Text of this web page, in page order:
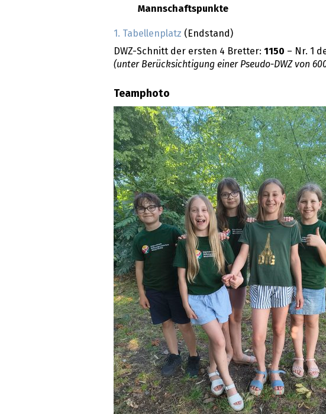
Mannschaftspunkte
1. Tabellenplatz (Endstand)
DWZ-Schnitt der ersten 4 Bretter: 1150 – Nr. 1
(unter Berücksichtigung einer Pseudo-DWZ von
Teamphoto